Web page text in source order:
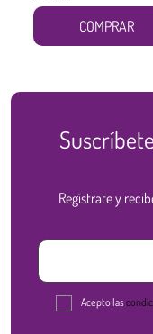
COMPRAR
Regístrate y
Acepto las